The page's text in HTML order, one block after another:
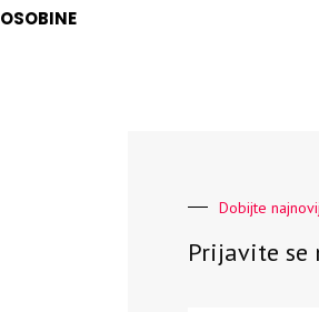
OSOBINE
Dobijte
Prijavite se